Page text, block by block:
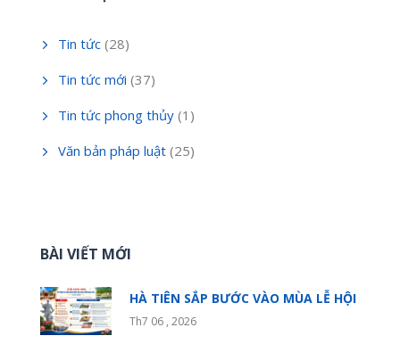
Tin tức (28)
Tin tức mới (37)
Tin tức phong thủy (1)
Văn bản pháp luật (25)
BÀI VIẾT MỚI
HÀ TIÊN SẮP BƯỚC VÀO MÙA LỄ HỘI
Th7 06 , 2026